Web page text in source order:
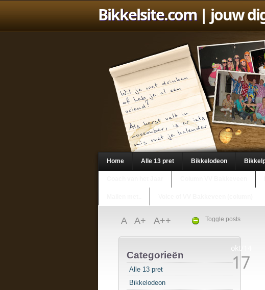
Bikkelsite.com| jouw
Home Alle 13 pret Bikkelodeon
Toggle posts
A A+ A++
Categorieën
Alle 13 pret
Bikkelodeon
okt/14
17